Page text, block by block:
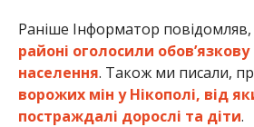
Раніше Інформатор
районі оголосили
населення. Також ми писали,
ворожих мін у Нікополі, від
постраждалі дорослі та діти.